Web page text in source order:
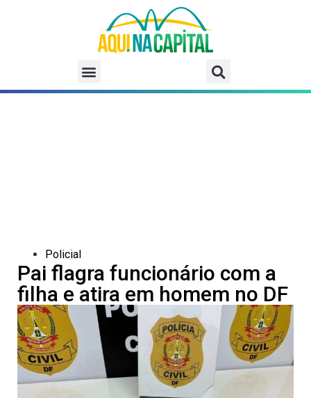
Policial
Pai flagra funcionário com a
filha e atira em homem no DF